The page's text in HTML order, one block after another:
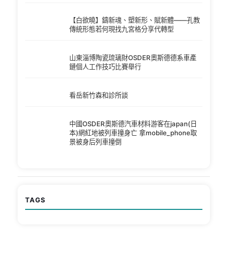
【白欲曉】鑄新魂、塑新形、賦新體——孔教
傳統形態若何現找九宮格分享代轉型
山東淄博陶瓷琉璃財OSDER奧斯德德系車產
鏈個人工作技巧比賽舉行
看岳新竹森和診所談
中國OSDER奧斯德汽車材料游客在japan(日
本)網紅地被列車撞身亡 拿mobile_phone取
景被身后列車撞倒
TAGS